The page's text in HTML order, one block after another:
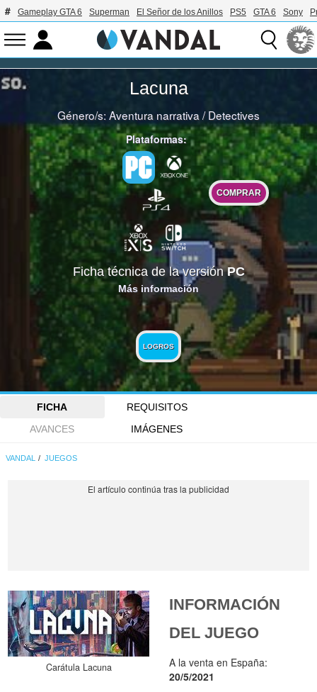
Gameplay GTA 6 Superman El Señor de los Anillos PS5 GTA 6 Sony
Lacuna
Género/s:Aventura narrativa /Detectives
Plataformas:
COMPRAR
Ficha técnica de la versiónPC
Más información
LOGROS
FICHA
REQUISITOS
AVANCES
IMÁGENES
VANDAL JUEGOS
Carátula Lacuna
INFORMACIÓN
DEL JUEGO
A la venta en España:
20/5/2021